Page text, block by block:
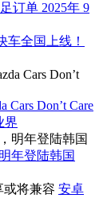
订单 2025年 9
车全国上线！
Cars Don’t Care
界
年登陆韩国
安卓